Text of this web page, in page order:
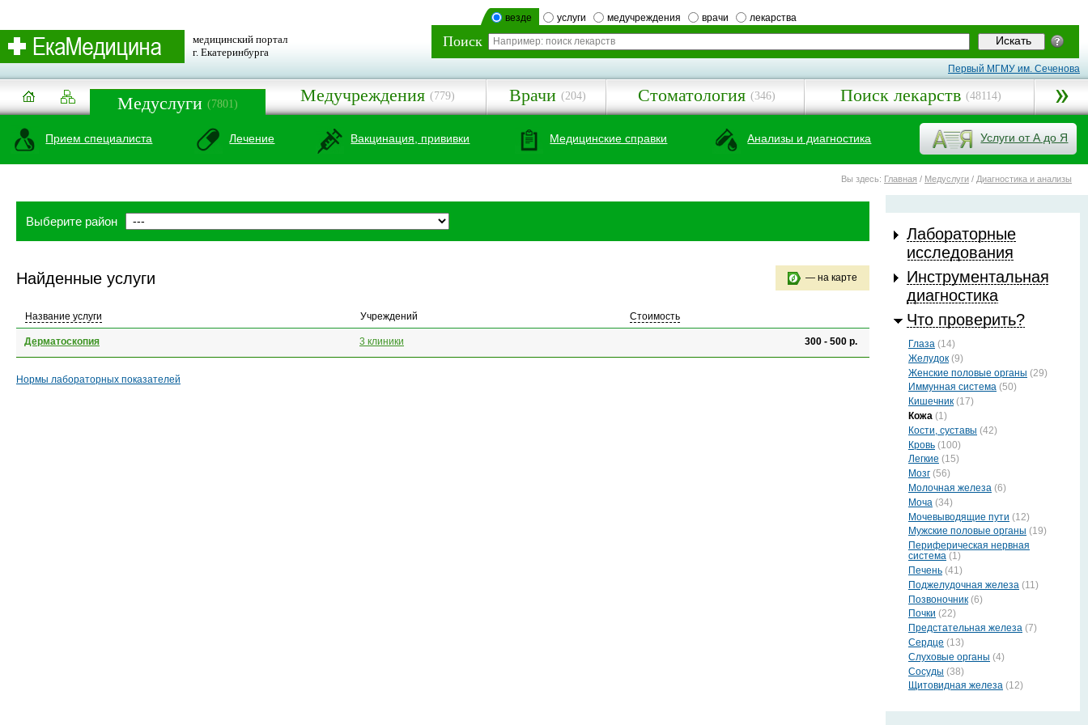
везде услуги медучреждения врачи лекарства
Поиск
медицинский портал
г. Екатеринбурга
Первый МГМУ им. Сеченова
Медуслуги (7801) Медучреждения (779) Врачи (204) Стоматология (346) Поиск лекарств (48114)
Прием специалиста Лечение Вакцинация, прививки Медицинские справки Анализы и диагностика Услуги от А до Я
Вы здесь: Главная / Медуслуги / Диагностика и анализы
Лабораторные
исследования
Инструментальная
диагностика
Что проверить?
Глаза (14)
Желудок (9)
Женские половые органы (29)
Иммунная система (50)
Кишечник (17)
Кожа (1)
Кости, суставы (42)
Кровь (100)
Легкие (15)
Мозг (56)
Молочная железа (6)
Моча (34)
Мочевыводящие пути (12)
Мужские половые органы (19)
Периферическая нервная
система (1)
Печень (41)
Поджелудочная железа (11)
Позвоночник (6)
Почки (22)
Предстательная железа (7)
Сердце (13)
Слуховые органы (4)
Сосуды (38)
Щитовидная железа (12)
Выберите район
— на карте
Найденные услуги
Название услуги Учреждений Стоимость
Дерматоскопия 3 клиники 300 - 500 р.
Нормы лабораторных показателей